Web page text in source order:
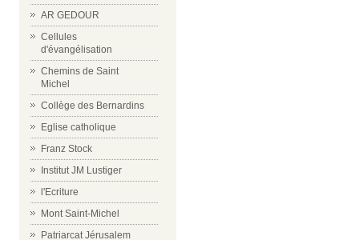
AR GEDOUR
Cellules
d'évangélisation
Chemins de Saint
Michel
Collège des Bernardins
Eglise catholique
Franz Stock
Institut JM Lustiger
l'Ecriture
Mont Saint-Michel
Patriarcat Jérusalem